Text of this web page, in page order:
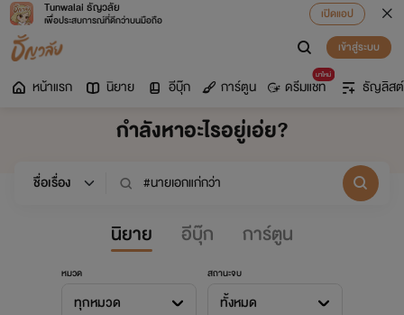
Tunwalai ธัญวลัย
เพื่อประสบการณ์ที่ดีกว่าบนมือถือ
เปิดแอป
เข้าสู่ระบบ
หน้าแรก นิยาย อีบุ๊ก การ์ตูน
มาใหม่
ดรีมแชท ธัญลิสต์
กำลังหาอะไรอยู่เอ่ย?
นิยาย อีบุ๊ก การ์ตูน
หมวด
ทุกหมวด
สถานะจบ
ทั้งหมด